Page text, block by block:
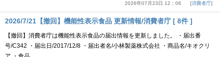
2026年07月23日 12：06 消費者庁
2026/7/21【撤回】機能性表示食品 更新情報/消費者庁 [ 8件 ]
【撤回】消費者庁は機能性表示食品の届出情報を更新しました。 ・届出番
号/C342 ・届出日/2017/12/8 ・届出者名/小林製薬株式会社 ・商品名/キオクリ